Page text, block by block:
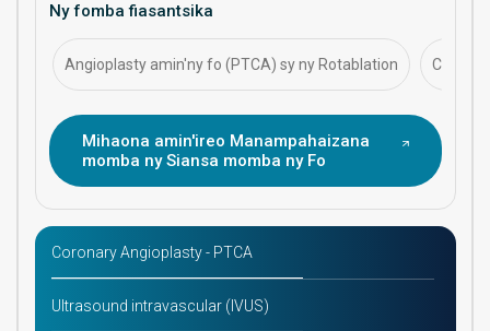
fomba fitsaboana, ary ny fitantanana maharitra ny
fahasalaman'ny fo.
Ny fomba fiasantsika
Angioplasty amin'ny fo (PTCA) sy ny Rotablation CABG
Mihaona amin'ireo Manampahaizana
momba ny Siansa momba ny Fo
Coronary Angioplasty - PTCA
Ultrasound intravascular (IVUS)